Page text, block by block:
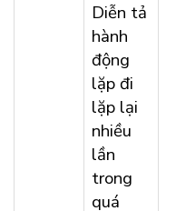
Diễn tả
hành
động
lặp đi
lặp lại
nhiều
lần
trong
quá